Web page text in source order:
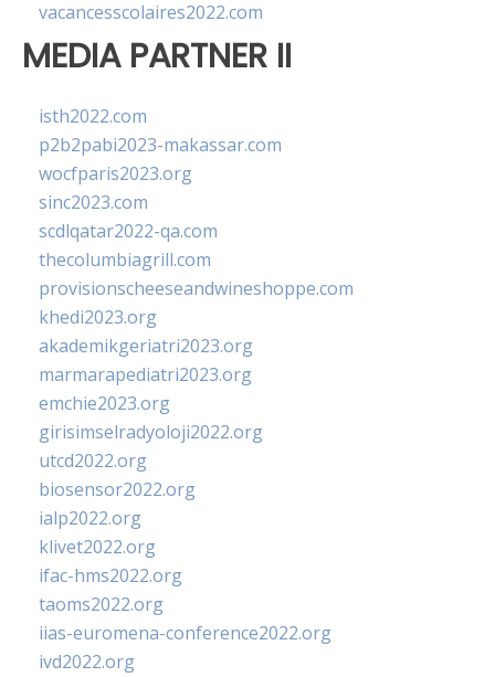
vacancesscolaires2022.com
MEDIA PARTNER II
isth2022.com
p2b2pabi2023-makassar.com
wocfparis2023.org
sinc2023.com
scdlqatar2022-qa.com
thecolumbiagrill.com
provisionscheeseandwineshoppe.com
khedi2023.org
akademikgeriatri2023.org
marmarapediatri2023.org
emchie2023.org
girisimselradyoloji2022.org
utcd2022.org
biosensor2022.org
ialp2022.org
klivet2022.org
ifac-hms2022.org
taoms2022.org
iias-euromena-conference2022.org
ivd2022.org